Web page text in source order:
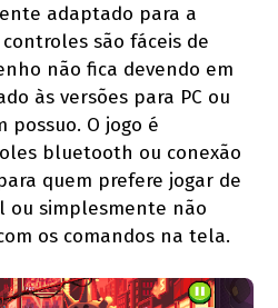
adaptado para a
são fáceis de
não fica devendo em
às versões para PC ou
possuo. O jogo é
bluetooth ou conexão
quem prefere jogar de
ou simplesmente não
os comandos na tela.